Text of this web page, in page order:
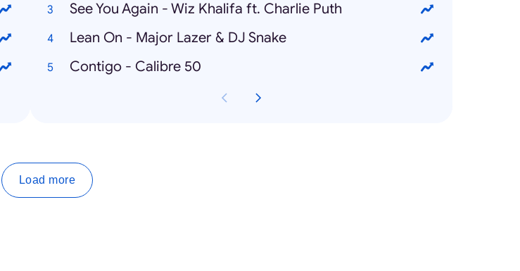
See You Again - Wiz Khalifa ft. Charlie Puth
Lean On - Major Lazer & DJ Snake
Contigo - Calibre 50
Load more